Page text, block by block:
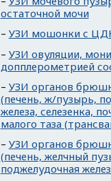
остаточной мочи
УЗИ мошонки с
УЗИ овуляции,
допплерометрией
УЗИ органов
(печень, ж/пузырь,
железа, селезенка,
малого таза
УЗИ органов
(печень, желчный
поджелудочная